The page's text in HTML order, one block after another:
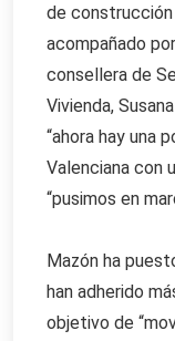
de construcción
acompañado
consellera de
Vivienda,
“ahora hay una
Valenciana con
“pusimos en
Mazón ha
han adherido
objetivo de